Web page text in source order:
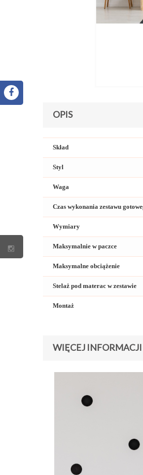
OPIS
Skład
Styl
Waga
Czas wykonania zestawu
Wymiary
Maksymalnie w paczce
Maksymalne obciążenie
Stelaż pod materac w zestawie
Montaż
WIĘCEJ INFORMACJI